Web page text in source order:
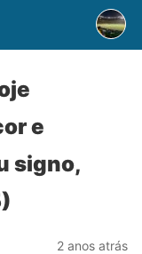
e
signo,
2 anos atrás